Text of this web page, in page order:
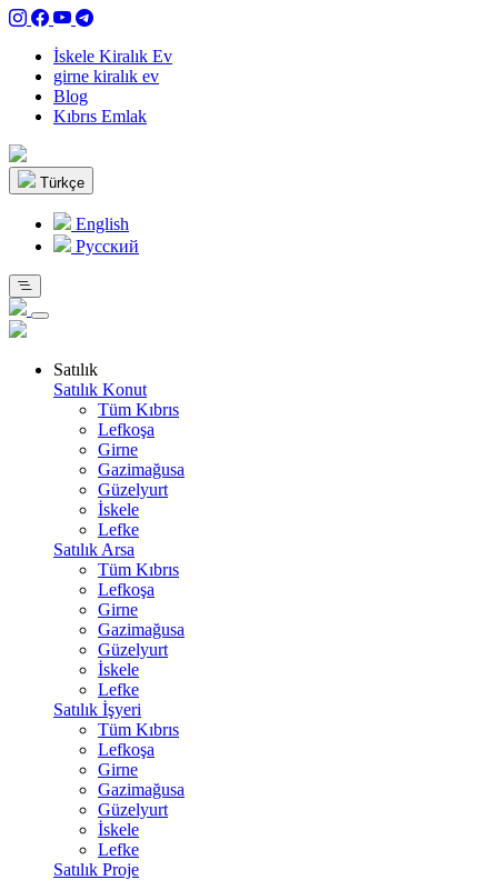
İskele Kiralık Ev
girne kiralık ev
Blog
Kıbrıs Emlak
Türkçe
English
Pусский
Satılık
Satılık Konut
Tüm Kıbrıs
Lefkoşa
Girne
Gazimağusa
Güzelyurt
İskele
Lefke
Satılık Arsa
Tüm Kıbrıs
Lefkoşa
Girne
Gazimağusa
Güzelyurt
İskele
Lefke
Satılık İşyeri
Tüm Kıbrıs
Lefkoşa
Girne
Gazimağusa
Güzelyurt
İskele
Lefke
Satılık Proje